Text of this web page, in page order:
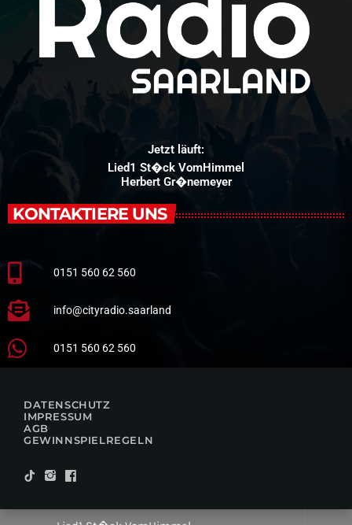
Jetzt läuft:
Lied1 St�ck VomHimmel
Herbert Gr�nemeyer
KONTAKTIERE UNS
0151 560 62 560
info@cityradio.saarland
0151 560 62 560
DATENSCHUTZ
IMPRESSUM
AGB
GEWINNSPIELREGELN